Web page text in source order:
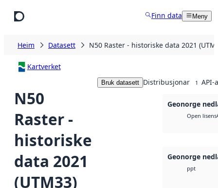
Finn data Meny
Heim Datasett N50 Raster - historiske data 2021
Kartverket
N50
Raster -
historiske
data 2021
(UTM33)
Bruk datasett Distribusjonar 1 API-
Geonorge
Open lisens
Geonorge
ppt